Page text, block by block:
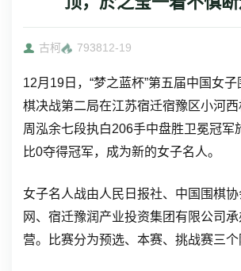
古柯 793812-19
12月19日，“梦之蓝杯”第五届中国女
棋决战第二局在江苏宿迁宿豫区小河
周泓余七段执白206手中盘胜卫冕冠军
比0夺得冠军，成为新的女子名人。
女子名人战由人民日报社、中国围棋
网、宿迁豫润产业投资集团有限公司
营。比赛分为预选、本赛、挑战赛三个